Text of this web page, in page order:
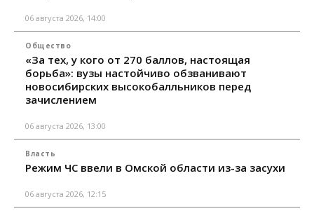
06 августа 2026, 14:00
Общество
«За тех, у кого от 270 баллов, настоящая
борьба»: вузы настойчиво обзванивают
новосибирских высокобалльников перед
зачислением
06 августа 2026, 13:00
Власть
Режим ЧС ввели в Омской области из-за засухи
06 августа 2026, 12:15